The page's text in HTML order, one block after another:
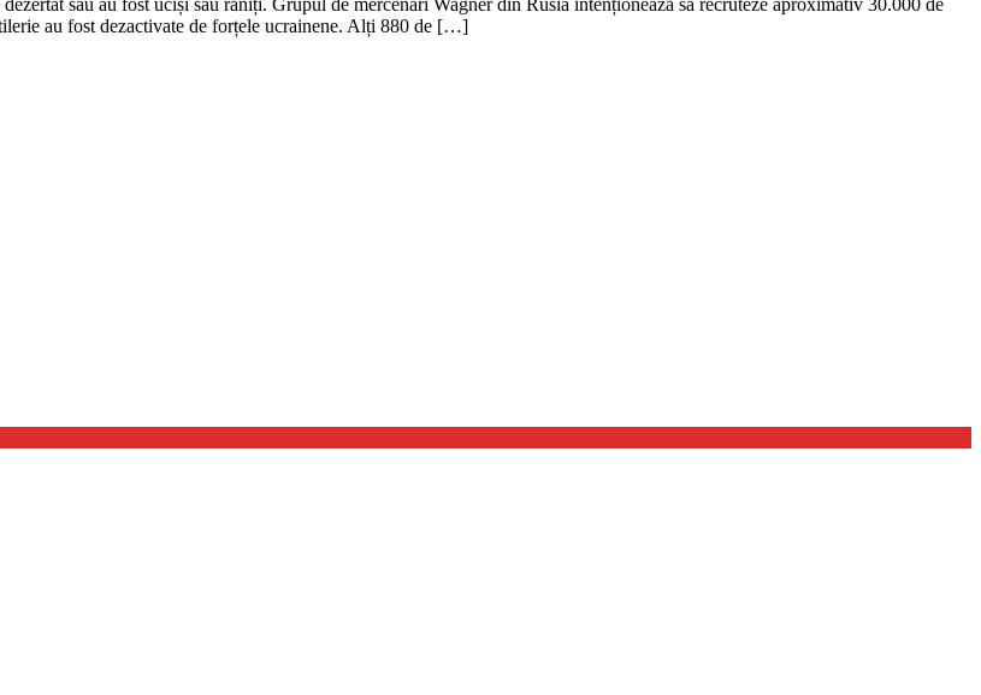
au fost dezactivate de forțele ucrainene. Alți 880 de […]